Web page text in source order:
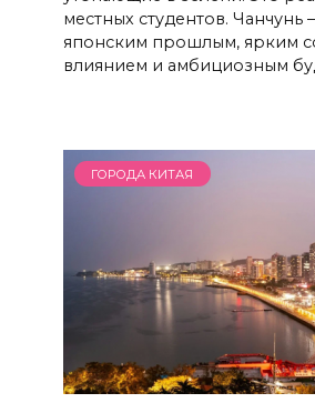
местных студентов. Чанчунь
японским прошлым, ярким
влиянием и амбициозным
ГОРОДА КИТАЯ